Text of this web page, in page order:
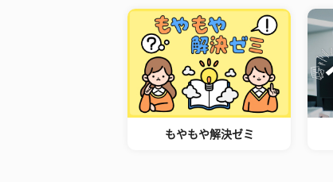
もやもや解決ゼミ